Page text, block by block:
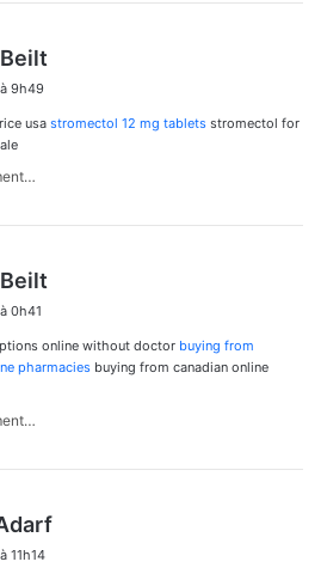
9h49
usa stromectol 12 mg tablets stromectol for
:
0h41
online without doctor buying from
pharmacies buying from canadian online
11h14